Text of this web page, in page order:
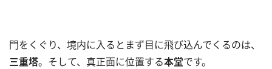
門をくぐり、境内に入るとまず目に飛び込んでくるのは、
三重塔。そして、真正面に位置する本堂です。